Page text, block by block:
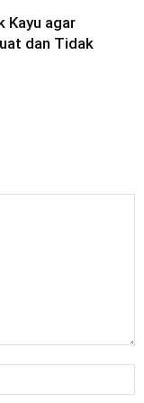
Kayu agar
dan Tidak